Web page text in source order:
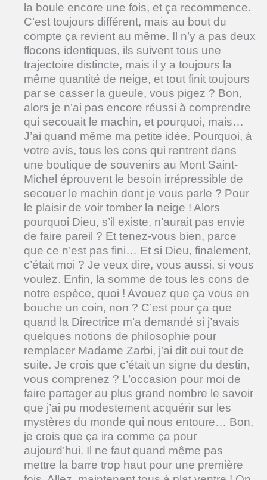
la boule encore une fois, et ça recommence.
C’est toujours différent, mais au bout du
compte ça revient au même. Il n’y a pas deux
flocons identiques, ils suivent tous une
trajectoire distincte, mais il y a toujours la
même quantité de neige, et tout finit toujours
par se casser la gueule, vous pigez ? Bon,
alors je n’ai pas encore réussi à comprendre
qui secouait le machin, et pourquoi, mais…
J’ai quand même ma petite idée. Pourquoi, à
votre avis, tous les cons qui rentrent dans
une boutique de souvenirs au Mont Saint-
Michel éprouvent le besoin irrépressible de
secouer le machin dont je vous parle ? Pour
le plaisir de voir tomber la neige ! Alors
pourquoi Dieu, s’il existe, n’aurait pas envie
de faire pareil ? Et tenez-vous bien, parce
que ce n’est pas fini… Et si Dieu, finalement,
c’était moi ? Je veux dire, vous aussi, si vous
voulez. Enfin, la somme de tous les cons de
notre espèce, quoi ! Avouez que ça vous en
bouche un coin, non ? C’est pour ça que
quand la Directrice m’a demandé si j’avais
quelques notions de philosophie pour
remplacer Madame Zarbi, j’ai dit oui tout de
suite. Je crois que c’était un signe du destin,
vous comprenez ? L’occasion pour moi de
faire partager au plus grand nombre le savoir
que j’ai pu modestement acquérir sur les
mystères du monde qui nous entoure… Bon,
je crois que ça ira comme ça pour
aujourd’hui. Il ne faut quand même pas
mettre la barre trop haut pour une première